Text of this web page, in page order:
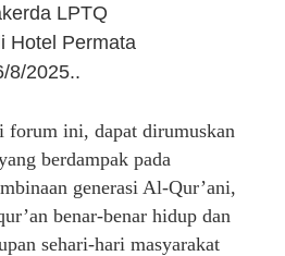
LPTQ
Hotel Permata
8/2025..
forum ini, dapat dirumuskan
berdampak pada
generasi Al-Qur’ani,
benar-benar hidup dan
sehari-hari masyarakat